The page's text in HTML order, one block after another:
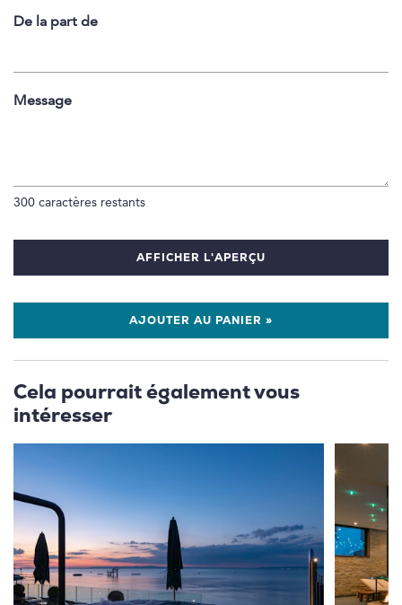
De la part de
Message
300 caractères restants
AFFICHER L'APERÇU
AJOUTER AU PANIER »
Cela pourrait également vous
intéresser